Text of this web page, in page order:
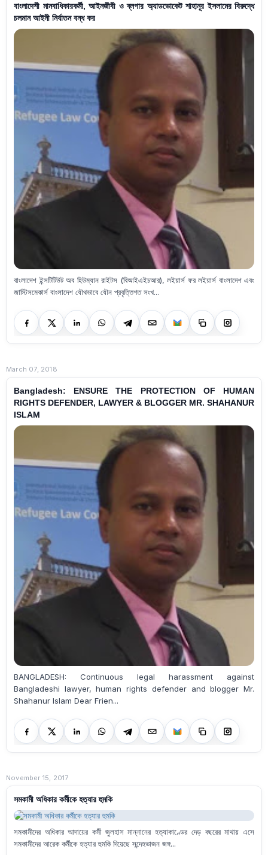
বাংলাদেশী মানবাধিকারকর্মী, আইনজীবী ও ব্লগার অ্যাডভোকেট শাহানূর ইসলামের বিরুদ্ধে
চলমান আইনী নির্যাতন বন্ধ কর
বাংলাদেশ ইন্সটিটিউট অব হিউম্যান রাইটস (বিআইএইচআর), লইয়ার্স ফর লইয়ার্স বাংলাদেশ এবং
জাস্টিসমেকার্স বাংলাদেশ যৌথভাবে যৌন প্রবৃত্তিগত সংখ...
March 07, 2018
Bangladesh: ENSURE THE PROTECTION OF HUMAN
RIGHTS DEFENDER, LAWYER & BLOGGER MR. SHAHANUR
ISLAM
BANGLADESH: Continuous legal harassment against
Bangladeshi lawyer, human rights defender and blogger Mr.
Shahanur Islam Dear Frien...
November 15, 2017
সমকামী অধিকার কর্মীকে হত্যার হুমকি
সমকামীদের অধিকার আদায়ের কর্মী জুলহাস মান্নানের হত্যাকাণ্ডের দেড় বছরের মাথায় এসে
সমকামীদের আরেক কর্মীকে হত্যার হুমকি দিয়েছে সন্দেহভাজন জঙ্গ...